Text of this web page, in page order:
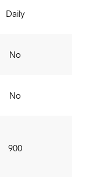
Daily
No
No
900